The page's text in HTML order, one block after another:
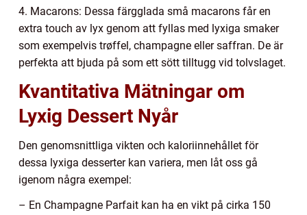
4. Macarons: Dessa färgglada små macarons får en
extra touch av lyx genom att fyllas med lyxiga smaker
som exempelvis trøffel, champagne eller saffran. De är
perfekta att bjuda på som ett sött tilltugg vid tolvslaget.
Kvantitativa Mätningar om
Lyxig Dessert Nyår
Den genomsnittliga vikten och kaloriinnehållet för
dessa lyxiga desserter kan variera, men låt oss gå
igenom några exempel:
– En Champagne Parfait kan ha en vikt på cirka 150